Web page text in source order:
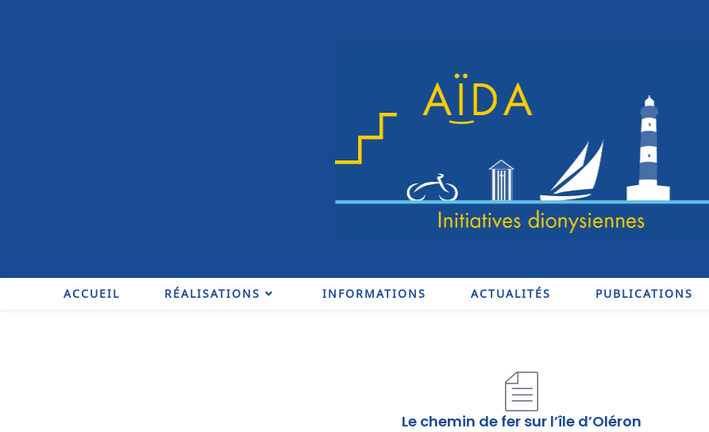
ACCUEIL RÉALISATIONS INFORMATIONS ACTUALITÉS PUBLICATIONS
Le chemin de fer sur l’île d’Oléron